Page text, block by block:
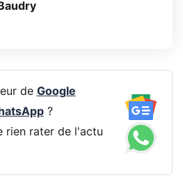
de Google
?
rien rater de l'actu